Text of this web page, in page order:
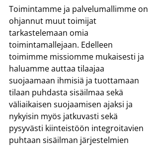
Toimintamme ja palvelumallimme on
ohjannut muut toimijat
tarkastelemaan omia
toimintamallejaan. Edelleen
toimimme missiomme mukaisesti ja
haluamme auttaa tilaajaa
suojaamaan ihmisiä ja tuottamaan
tilaan puhdasta sisäilmaa sekä
väliaikaisen suojaamisen ajaksi ja
nykyisin myös jatkuvasti sekä
pysyvästi kiinteistöön integroitavien
puhtaan sisäilman järjestelmien